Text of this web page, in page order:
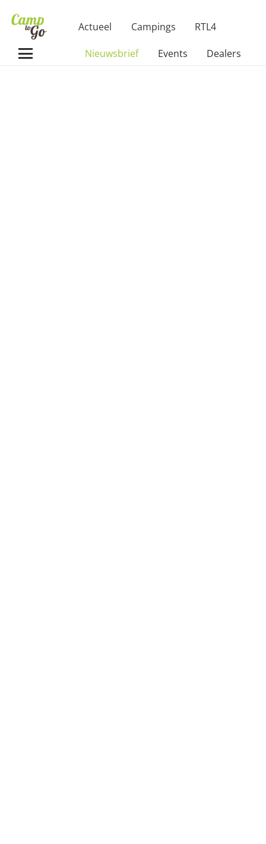
Actueel Campings RTL4
Nieuwsbrief Events Dealers